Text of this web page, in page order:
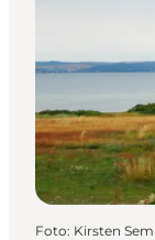
Foto: Kirsten